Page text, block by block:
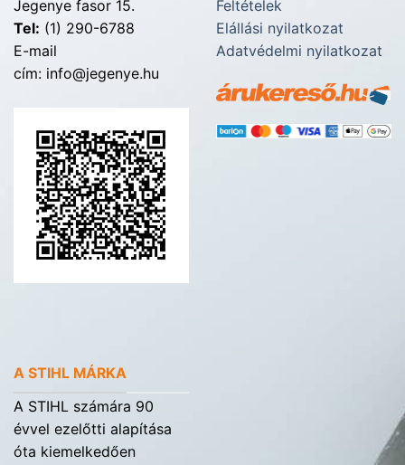
Jegenye fasor 15.
Tel: (1) 290-6788
E-mail
cím: info@jegenye.hu
Feltételek
Elállási nyilatkozat
Adatvédelmi nyilatkozat
A STIHL MÁRKA
A STIHL számára 90
évvel ezelőtti alapítása
óta kiemelkedően